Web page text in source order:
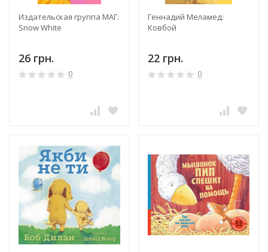
Издательская группа МАГ:
Snow White
26 грн.
0
Геннадий Меламед:
Ковбой
22 грн.
0